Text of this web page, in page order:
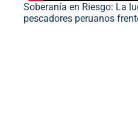
Soberanía en Riesgo: La
pescadores peruanos